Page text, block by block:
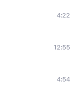
4:22
12:55
4:54